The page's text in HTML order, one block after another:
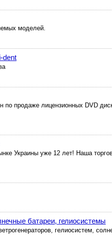
моделей.
dent
по продаже лицензионных DVD
Украины уже 12 лет! Наша
батареи, гелиосистемы
гелиосистем,